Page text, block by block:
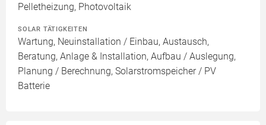
Pelletheizung, Photovoltaik
SOLAR TÄTIGKEITEN
Wartung, Neuinstallation / Einbau, Austausch,
Beratung, Anlage & Installation, Aufbau / Auslegung,
Planung / Berechnung, Solarstromspeicher / PV
Batterie